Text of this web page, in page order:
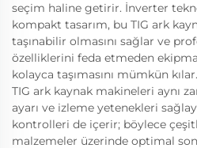
seçim haline getirir. İnverter
kompakt tasarım, bu TIG ark
taşınabilir olmasını sağlar ve
özelliklerini feda etmeden
kolayca taşımasını mümkün
TIG ark kaynak makineleri aynı
ayarı ve izleme yetenekleri
kontrolleri de içerir; böylece
malzemeler üzerinde optimal